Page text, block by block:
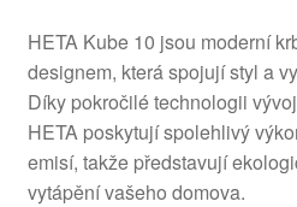
HETA Kube 10 jsou moderní
designem, která spojují styl a
Díky pokročilé technologii
HETA poskytují spolehlivý
emisí, takže představují
vytápění vašeho domova.